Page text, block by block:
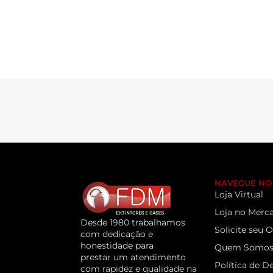
Desde 1980 trabalhamos
com dedicação e
honestidade para
prestar um atendimento
com rapidez e qualidade na
NAVEGUE NO
Loja Virtual
Loja no
Solicite seu
Quem Somos
Política de